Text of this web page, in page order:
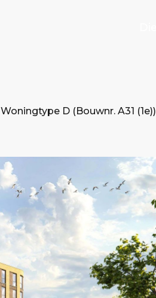
Woningtype D (Bouwnr. A31 (1e))